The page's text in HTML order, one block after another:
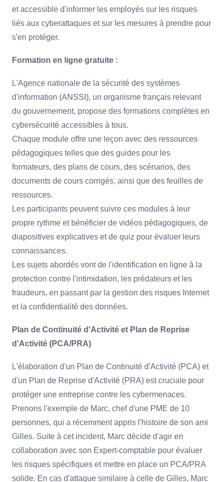
et accessible d'informer les employés sur les risques
liés aux cyberattaques et sur les mesures à prendre pour
s'en protéger.
Formation en ligne gratuite :
L'Agence nationale de la sécurité des systèmes
d'information (ANSSI), un organisme français relevant
du gouvernement, propose des formations complètes en
cybersécurité accessibles à tous.
Chaque module offre une leçon avec des ressources
pédagogiques telles que des guides pour les
formateurs, des plans de cours, des scénarios, des
documents de cours corrigés, ainsi que des feuilles de
ressources.
Les participants peuvent suivre ces modules à leur
propre rythme et bénéficier de vidéos pédagogiques, de
diapositives explicatives et de quiz pour évaluer leurs
connaissances.
Les sujets abordés vont de l'identification en ligne à la
protection contre l'intimidation, les prédateurs et les
fraudeurs, en passant par la gestion des risques Internet
et la confidentialité des données.
Plan de Continuité d'Activité et Plan de Reprise
d'Activité (PCA/PRA)
L'élaboration d'un Plan de Continuité d'Activité (PCA) et
d'un Plan de Reprise d'Activité (PRA) est cruciale pour
protéger une entreprise contre les cybermenaces.
Prenons l'exemple de Marc, chef d'une PME de 10
personnes, qui a récemment appris l'histoire de son ami
Gilles. Suite à cet incident, Marc décide d'agir en
collaboration avec son Expert-comptable pour évaluer
les risques spécifiques et mettre en place un PCA/PRA
solide. En cas d'attaque similaire à celle de Gilles, Marc